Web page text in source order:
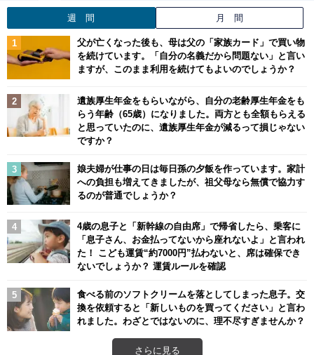
週 間 月 間
父が亡くなった後も、母は父の「家族カード」で買い物
を続けています。「自分の名義だから問題ない」と言い
ますが、このまま利用を続けてもよいのでしょうか？
遺族厚生年金をもらいながら、自分の老齢厚生年金をも
らう年齢（65歳）になりました。両方とも全額もらえる
と思っていたのに、遺族厚生年金が減るって損じゃない
ですか？
娘夫婦が仕事の日は毎日孫の夕飯を作っています。家計
への負担も増えてきましたが、祖父母なら無償で協力す
るのが普通でしょうか？
4歳の息子と「新幹線の自由席」で帰省したら、乗客に
「息子さん、お金払ってないから座れないよ」と言われ
た！ こども運賃“約7000円”払わないと、席は確保でき
ないでしょうか？ 運賃ルールを確認
食べる前のソフトクリームを落としてしまった息子。交
換を依頼すると「新しいものを買ってください」と言わ
れました。わざとではないのに、理不尽すぎませんか？
さらに見る